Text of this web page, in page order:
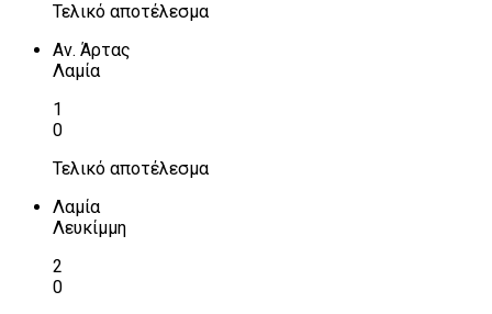
Τελικό αποτέλεσμα
Αν. Άρτας
Λαμία
1
0
Τελικό αποτέλεσμα
Λαμία
Λευκίμμη
2
0